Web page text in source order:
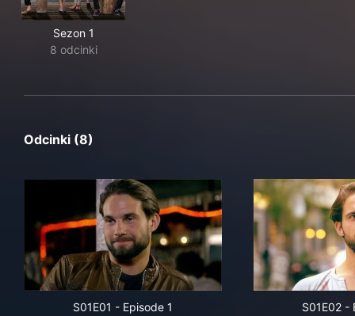
Sezon 1
8 odcinki
Odcinki (8)
S01E01 - Episode 1
S01E02 -